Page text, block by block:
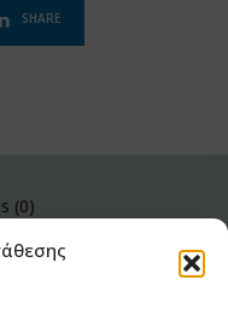
SHARE
(0)